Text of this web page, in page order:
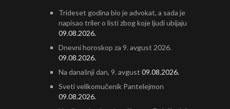
Trideset godina bio je advokat, a sada je
napisao triler o listi zbog koje ljudi ubijaju
09.08.2026.
Dnevni horoskop za 9. avgust 2026.
09.08.2026.
Na današnji dan, 9. avgust 09.08.2026.
Sveti velikomučenik Pantelejmon
09.08.2026.